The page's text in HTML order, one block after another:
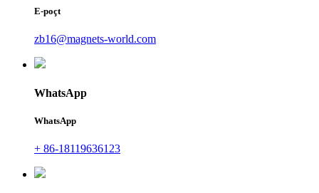
E-poçt
zb16@magnets-world.com
WhatsApp
WhatsApp
+ 86-18119636123